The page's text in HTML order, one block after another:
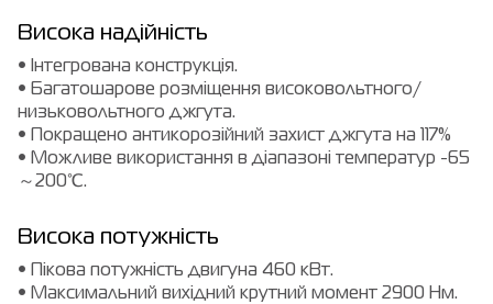
Висока надійність
• Інтегрована конструкція.
• Багатошарове розміщення високовольтного/
низьковольтного джгута.
• Покращено антикорозійний захист джгута на 117%
• Можливе використання в діапазоні температур -65
～200℃.
Висока потужність
• Пікова потужність двигуна 460 кВт.
• Максимальний вихідний крутний момент 2900 Нм.